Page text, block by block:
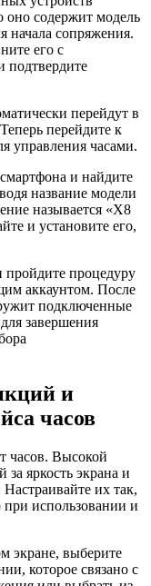
оно содержит модель
начала сопряжения.
его с
подтвердите
перейдут в
перейдите к
управления часами.
и найдите
название модели
называется «X8
и установите его,
пройдите процедуру
аккаунтом. После
подключенные
завершения
и
часов
часов. Высокой
яркость экрана и
их так,
использовании и
экране, выберите
которое связано с